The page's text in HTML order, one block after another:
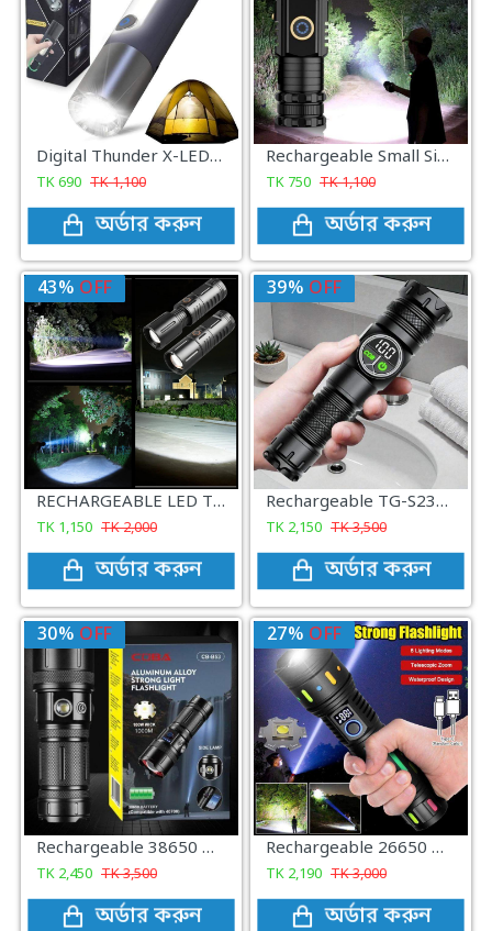
Digital Thunder X-LED+2835, Portable & Rechargeable Waterproof Torch FlashLight
TK690 TK1,100
অর্ডার করুন
Rechargeable Small Size 3 F350 LED Mini Flash And Torch Light
TK 750 TK1,100
অর্ডার করুন
43% OFF
RECHARGEABLE LED TORCH LIGHT, WATERPROOF STRONG LED FLASHLIGHT WITH POWER BANK
TK 1,150 TK2,000
অর্ডার করুন
39% OFF
Rechargeable TG-S2305 USB Charging LED Flash Light With Side Lamp
TK 2,150 TK3,500
অর্ডার করুন
30% OFF
Rechargeable 38650 mAh COBA-CB53 Super Bright Flashlight With Side Lamp
TK 2,450 TK3,500
অর্ডার করুন
27% OFF
Rechargeable 26650 mAh COBA-G671 Charging Display Super Bright Flashlight
TK 2,190 TK3,000
অর্ডার করুন